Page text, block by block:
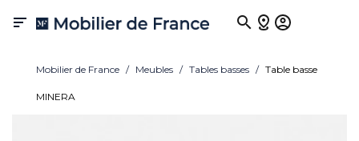

Mobilier de France Meubles Tables basses Table basse
MINERA